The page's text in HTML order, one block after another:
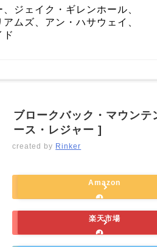
ジェイク・ギレンホール、
ムズ、アン・ハサウェイ、
ド
ブロークバック・マウン
ース・レジャー ]
created by Rinker
Amazon
楽天市場